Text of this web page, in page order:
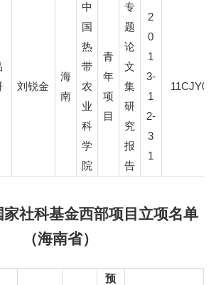
刘锐金
海
南
中
国
热
带
农
业
科
学
院
青
年
项
目
专
题
论
文
集
研
究
报
告
2
0
1
3-
1
2-
3
1
11CJY064
社科基金西部项目立项名单
（海南省）
预